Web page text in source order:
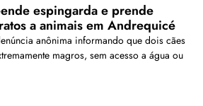
espingarda e prende
a animais em Andrequicé
anônima informando que dois cães
magros, sem acesso a água ou